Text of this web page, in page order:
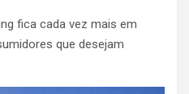
fica cada vez mais em
que desejam